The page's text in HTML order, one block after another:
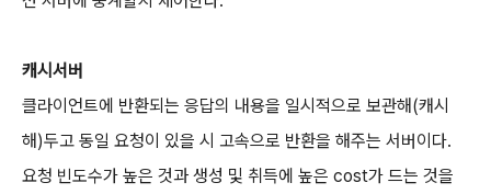
캐시서버
클라이언트에 반환되는 응답의 내용을 일시적으로 보관해(캐시
해)두고 동일 요청이 있을 시 고속으로 반환을 해주는 서버이다.
요청 빈도수가 높은 것과 생성 및 취득에 높은 cost가 드는 것을